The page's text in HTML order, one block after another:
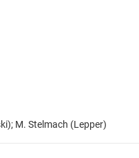
M. Stelmach (Lepper)